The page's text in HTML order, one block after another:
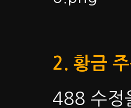
2. 황금
488 수정